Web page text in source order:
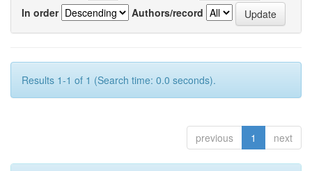
In order
Authors/record
Results 1-1 of 1 (Search time: 0.0 seconds).
previous 1 next